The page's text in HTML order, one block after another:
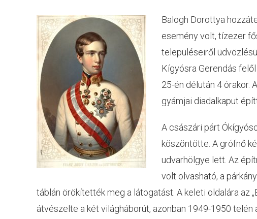
Balogh Dorottya
esemény volt, tízezer
településeiről
Kígyósra Gerendás
25-én délután 4 órakor.
gyámjai diadalkaput
A császári párt
köszöntötte. A grófnő
udvarhölgye lett. Az
volt olvasható, a
táblán örökítették meg a látogatást. A keleti oldalára az
átvészelte a két világháborút, azonban 1949-1950